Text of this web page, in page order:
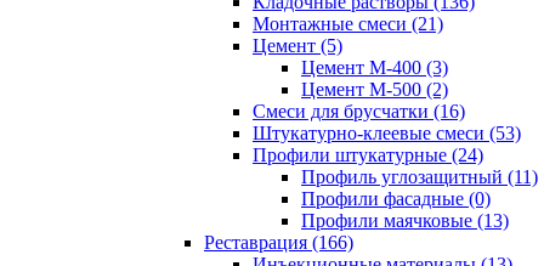
Монтажные смеси (21)
Цемент (5)
Цемент М-400 (3)
Цемент М-500 (2)
Смеси для брусчатки (16)
Штукатурно-клеевые смеси (53)
Профили штукатурные (24)
Профиль углозащитный (11)
Профили фасадные (0)
Профили маячковые (13)
Реставрация (166)